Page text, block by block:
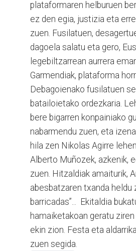
plataformaren helburuen
ez den egia, justizia eta
zuen. Fusilatuen,
dagoela salatu eta gero,
legebiltzarrean aurrera
Garmendiak, plataforma
Debagoienako fusilatuen
batailoietako ordezkaria.
bere bigarren konpainiako
nabarmendu zuen, eta
hila zen Nikolas Agirre
Alberto Muñozek, azkenik,
zuen. Hitzaldiak amaiturik,
abesbatzaren txanda heldu
barricadas”... Ekitaldia
hamaiketakoan geratu
ekin zion. Festa eta
zuen segida.